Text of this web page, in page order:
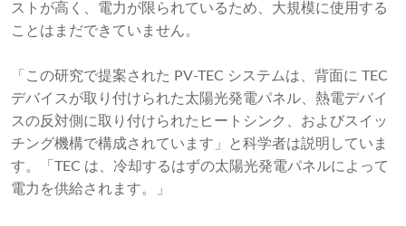
ストが高く、電力が限られているため、大規模に使用する
ことはまだできていません。
「この研究で提案された PV-TEC システムは、背面に TEC
デバイスが取り付けられた太陽光発電パネル、熱電デバイ
スの反対側に取り付けられたヒートシンク、およびスイッ
チング機構で構成されています」と科学者は説明していま
す。「TEC は、冷却するはずの太陽光発電パネルによって
電力を供給されます。」